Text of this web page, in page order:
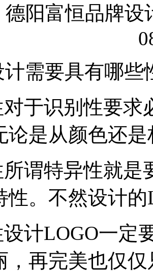
阳富恒品牌设
计需要具有哪些
对于识别性要
论是从颜色还
谓特异性就是
性。不然设计
计LOGO一定
，再完美也仅